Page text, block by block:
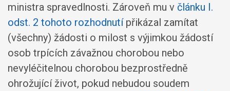
ministra spravedlnosti. Zároveň mu v článku I.
odst. 2 tohoto rozhodnutípřikázal zamítat
(všechny) žádosti o milost s výjimkou žádostí
osob trpících závažnou chorobou nebo
nevyléčitelnou chorobou bezprostředně
ohrožující život, pokud nebudou soudem